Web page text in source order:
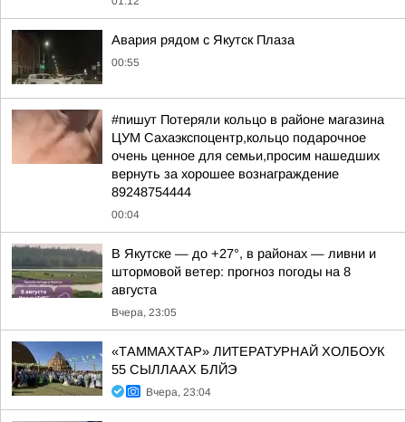
Авария рядом с Якутск Плаза
00:55
#пишут Потеряли кольцо в районе магазина
ЦУМ Сахаэкспоцентр,кольцо подарочное
очень ценное для семьи,просим нашедших
вернуть за хорошее вознаграждение
89248754444
00:04
В Якутске — до +27°, в районах — ливни и
штормовой ветер: прогноз погоды на 8
августа
Вчера, 23:05
«ТАММАХТАР» ЛИТЕРАТУРНАЙ ХОЛБОУК
55 СЫЛЛААХ БЛЙЭ
Вчера, 23:04